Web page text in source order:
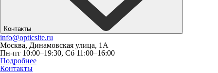
Контакты
info@opticsite.ru
Москва, Динамовская улица, 1А
Пн-пт 10:00–19:30, Сб 11:00–16:00
Подробнее
Контакты